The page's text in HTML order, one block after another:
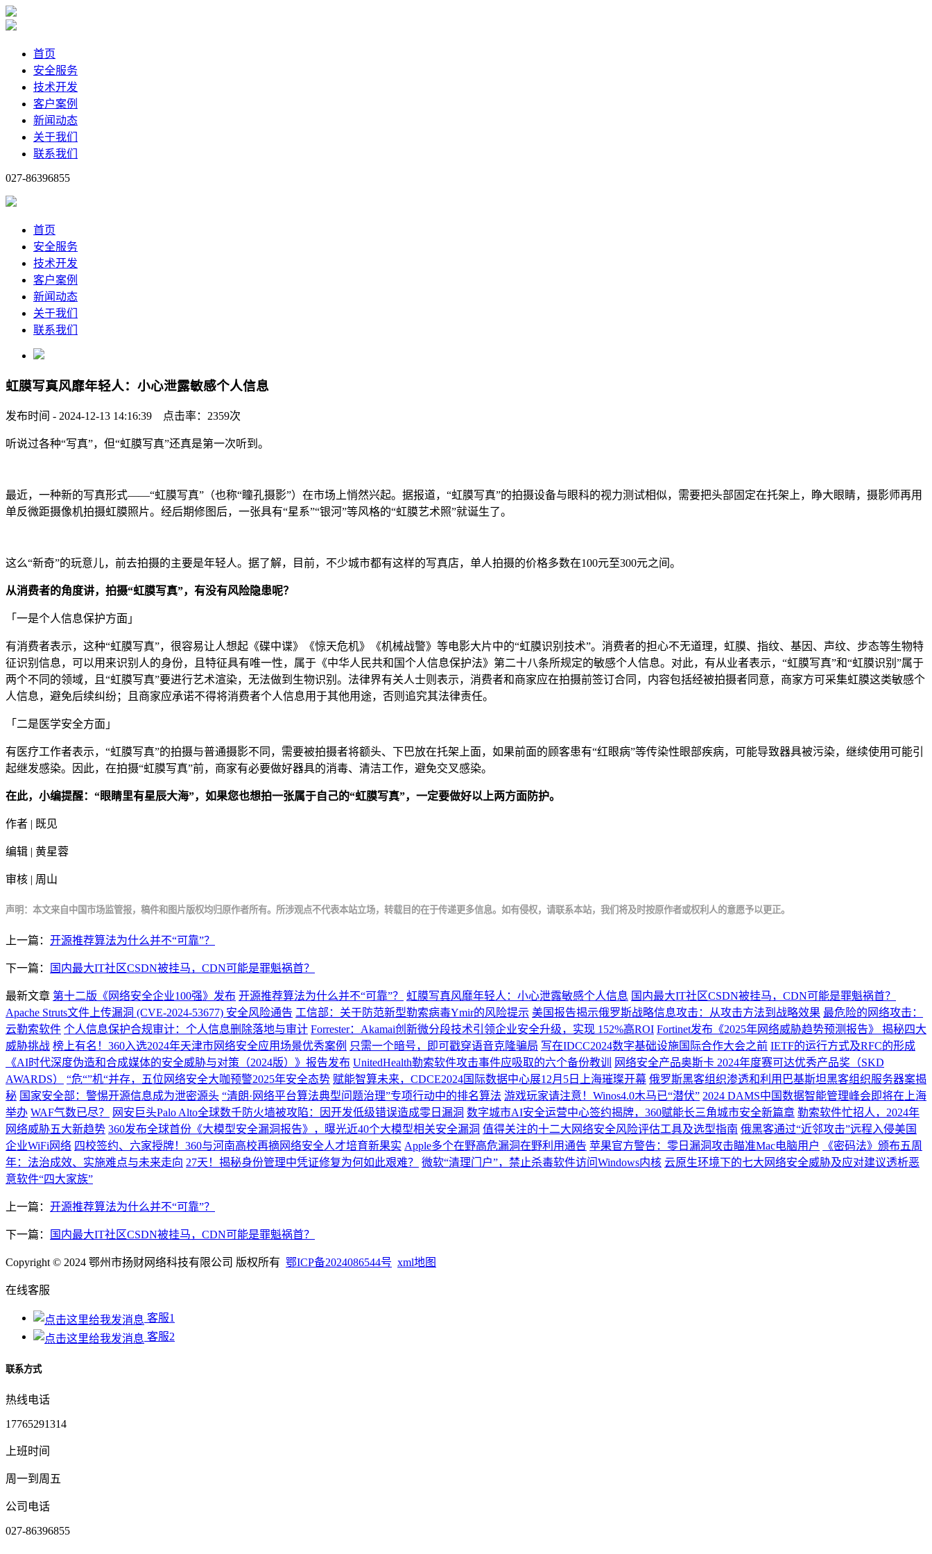
首页
安全服务
技术开发
客户案例
新闻动态
关于我们
联系我们
027-86396855
首页
安全服务
技术开发
客户案例
新闻动态
关于我们
联系我们
虹膜写真风靡年轻人：小心泄露敏感个人信息
发布时间 - 2024-12-13 14:16:39 点击率：2359次
听说过各种“写真”，但“虹膜写真”还真是第一次听到。
最近，一种新的写真形式——“虹膜写真”（也称“瞳孔摄影”）在市场上悄然兴起。据报道，“虹膜写真”的拍摄设备与眼科的视力测试相似，需要把头部固定在托架上，睁大眼睛，摄影师再用
单反微距摄像机拍摄虹膜照片。经后期修图后，一张具有“星系”“银河”等风格的“虹膜艺术照”就诞生了。
这么“新奇”的玩意儿，前去拍摄的主要是年轻人。据了解，目前，不少城市都有这样的写真店，单人拍摄的价格多数在100元至300元之间。
从消费者的角度讲，拍摄“虹膜写真”，有没有风险隐患呢？
「一是个人信息保护方面」
有消费者表示，这种“虹膜写真”，很容易让人想起《碟中谍》《惊天危机》《机械战警》等电影大片中的“虹膜识别技术”。消费者的担心不无道理，虹膜、指纹、基因、声纹、步态等生物特
征识别信息，可以用来识别人的身份，且特征具有唯一性，属于《中华人民共和国个人信息保护法》第二十八条所规定的敏感个人信息。对此，有从业者表示，“虹膜写真”和“虹膜识别”属于
两个不同的领域，且“虹膜写真”要进行艺术渲染，无法做到生物识别。法律界有关人士则表示，消费者和商家应在拍摄前签订合同，内容包括经被拍摄者同意，商家方可采集虹膜这类敏感个
人信息，避免后续纠纷；且商家应承诺不得将消费者个人信息用于其他用途，否则追究其法律责任。
「二是医学安全方面」
有医疗工作者表示，“虹膜写真”的拍摄与普通摄影不同，需要被拍摄者将额头、下巴放在托架上面，如果前面的顾客患有“红眼病”等传染性眼部疾病，可能导致器具被污染，继续使用可能引
起继发感染。因此，在拍摄“虹膜写真”前，商家有必要做好器具的消毒、清洁工作，避免交叉感染。
在此，小编提醒：“眼睛里有星辰大海”，如果您也想拍一张属于自己的“虹膜写真”，一定要做好以上两方面防护。
作者 | 既见
编辑 | 黄星蓉
审核 | 周山
声明：本文来自中国市场监管报，稿件和图片版权均归原作者所有。所涉观点不代表本站立场，转载目的在于传递更多信息。如有侵权，请联系本站，我们将及时按原作者或权利人的意愿予以更正。
上一篇： 开源推荐算法为什么并不“可靠”？
下一篇： 国内最大IT社区CSDN被挂马，CDN可能是罪魁祸首？
最新文章 第十二版《网络安全企业100强》发布 开源推荐算法为什么并不“可靠”？ 虹膜写真风靡年轻人：小心泄露敏感个人信息 国内最大IT社区CSDN被挂马，CDN可能是罪魁祸首？
Apache Struts文件上传漏洞 (CVE-2024-53677) 安全风险通告 工信部：关于防范新型勒索病毒Ymir的风险提示 美国报告揭示俄罗斯战略信息攻击：从攻击方法到战略效果 最危险的网络攻击：
云勒索软件 个人信息保护合规审计：个人信息删除落地与审计 Forrester：Akamai创新微分段技术引领企业安全升级，实现 152%高ROI Fortinet发布《2025年网络威胁趋势预测报告》 揭秘四大
威胁挑战 榜上有名！360入选2024年天津市网络安全应用场景优秀案例 只需一个暗号，即可戳穿语音克隆骗局 写在IDCC2024数字基础设施国际合作大会之前 IETF的运行方式及RFC的形成
《AI时代深度伪造和合成媒体的安全威胁与对策（2024版）》报告发布 UnitedHealth勒索软件攻击事件应吸取的六个备份教训
网络安全产品奥斯卡 2024年度赛可达优秀产品奖（SKD
AWARDS）
“危“”机“并存，五位网络安全大咖预警2025年安全态势 赋能智算未来，CDCE2024国际数据中心展12月5日上海璀璨开幕 俄罗斯黑客组织渗透和利用巴基斯坦黑客组织服务器案揭
秘 国家安全部：警惕开源信息成为泄密源头 “清朗·网络平台算法典型问题治理”专项行动中的排名算法 游戏玩家请注意！Winos4.0木马已“潜伏” 2024 DAMS中国数据智能管理峰会即将在上海
举办 WAF气数已尽？ 网安巨头Palo Alto全球数千防火墙被攻陷：因开发低级错误造成零日漏洞 数字城市AI安全运营中心签约揭牌，360赋能长三角城市安全新篇章 勒索软件忙招人，2024年
网络威胁五大新趋势 360发布全球首份《大模型安全漏洞报告》，曝光近40个大模型相关安全漏洞 值得关注的十二大网络安全风险评估工具及选型指南 俄黑客通过“近邻攻击”远程入侵美国
企业WiFi网络 四校签约、六家授牌！360与河南高校再摘网络安全人才培育新果实 Apple多个在野高危漏洞在野利用通告 苹果官方警告：零日漏洞攻击瞄准Mac电脑用户
《密码法》颁布五周
年：法治成效、实施难点与未来走向 27天！揭秘身份管理中凭证修复为何如此艰难？ 微软“清理门户”，禁止杀毒软件访问Windows内核 云原生环境下的七大网络安全威胁及应对建议​透析恶
意软件“四大家族”
上一篇： 开源推荐算法为什么并不“可靠”？
下一篇： 国内最大IT社区CSDN被挂马，CDN可能是罪魁祸首？
Copyright © 2024 鄂州市扬财网络科技有限公司 版权所有 鄂ICP备2024086544号 xml地图
在线客服
客服1
客服2
联系方式
热线电话
17765291314
上班时间
周一到周五
公司电话
027-86396855